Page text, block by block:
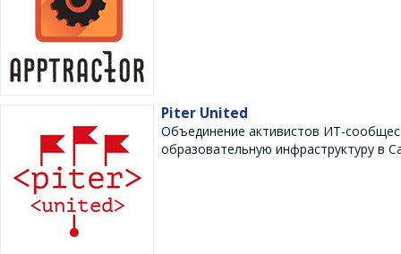
Piter United
Объединение активистов ИТ-
образовательную инфраструктуру в